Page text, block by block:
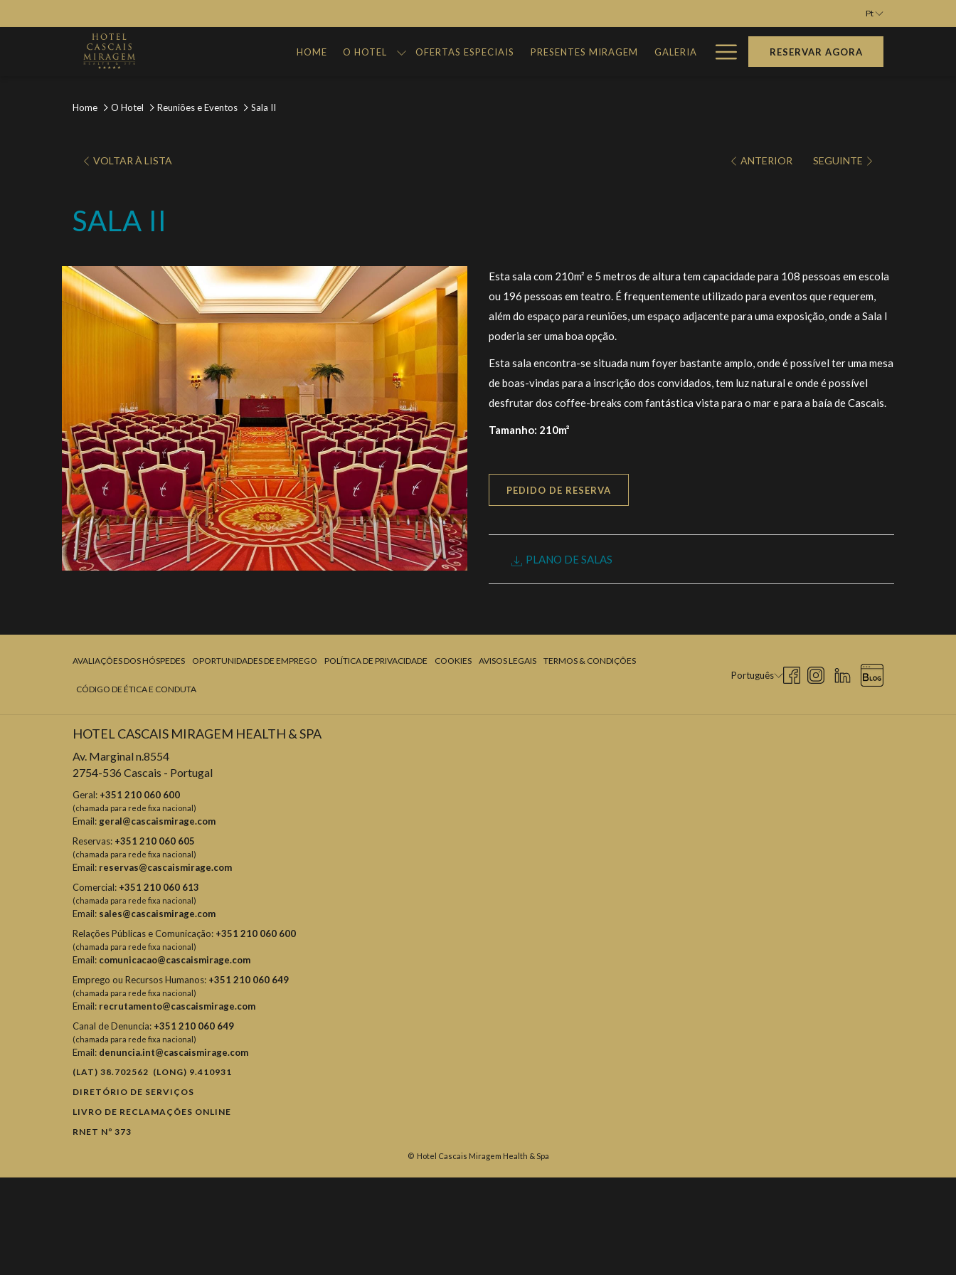
Pt
HOME O HOTEL OFERTAS ESPECIAIS PRESENTES MIRAGEM GALERIA Hamburger
Menu
RESERVAR AGORA
Home O Hotel Reuniões e Eventos Sala II
VOLTAR À LISTA ANTERIOR SEGUINTE
SALA II
Esta sala com 210m² e 5 metros de altura tem capacidade para 108 pessoas em escola
ou 196 pessoas em teatro. É frequentemente utilizado para eventos que requerem,
além do espaço para reuniões, um espaço adjacente para uma exposição, onde a Sala I
poderia ser uma boa opção.
Esta sala encontra-se situada num foyer bastante amplo, onde é possível ter uma mesa
de boas-vindas para a inscrição dos convidados, tem luz natural e onde é possível
desfrutar dos coffee-breaks com fantástica vista para o mar e para a baía de Cascais.
Tamanho: 210m²
PEDIDO DE RESERVA
PLANO DE SALAS
AVALIAÇÕES DOS HÓSPEDES OPORTUNIDADES DE EMPREGO POLÍTICA DE PRIVACIDADE COOKIES AVISOS LEGAIS TERMOS & CONDIÇÕES
CÓDIGO DE ÉTICA E CONDUTA
Português
HOTEL CASCAIS MIRAGEM HEALTH & SPA
Av. Marginal n.8554
2754-536 Cascais - Portugal
Geral: +351 210 060 600
(chamada para rede fixa nacional)
Email: geral@cascaismirage.com
Reservas: +351 210 060 605
(chamada para rede fixa nacional)
Email: reservas@cascaismirage.com
Comercial: +351 210 060 613
(chamada para rede fixa nacional)
Email: sales@cascaismirage.com
Relações Públicas e Comunicação: +351 210 060 600
(chamada para rede fixa nacional)
Email: comunicacao@cascaismirage.com
Emprego ou Recursos Humanos: +351 210 060 649
(chamada para rede fixa nacional)
Email: recrutamento@cascaismirage.com
Canal de Denuncia: +351 210 060 649
(chamada para rede fixa nacional)
Email: denuncia.int@cascaismirage.com
(LAT) 38.702562 (LONG) 9.410931
DIRETÓRIO DE SERVIÇOS
LIVRO DE RECLAMAÇÕES ONLINE
RNET Nº 373
© Hotel Cascais Miragem Health & Spa